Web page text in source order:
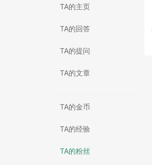
TA的主页
TA的回答
TA的提问
TA的文章
TA的金币
TA的经验
TA的粉丝